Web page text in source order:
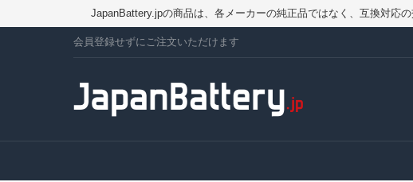
JapanBattery.jpの商品は、各メーカーの純正品ではなく、互換対応
会員登録せずにご注文いただけます